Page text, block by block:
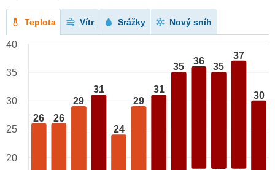
Teplota Vítr Srážky Nový sníh
26 26
29
31
24
29
31
35
36
35
37
30
40
35
30
25
20